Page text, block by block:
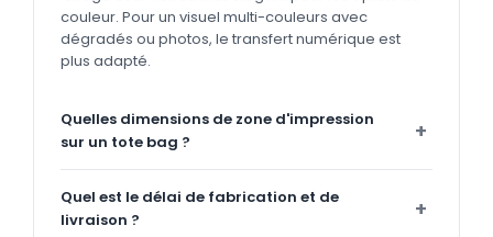
couleur. Pour un visuel multi-couleurs avec
dégradés ou photos, le transfert numérique est
plus adapté.
Quelles dimensions de zone d'impression
sur un tote bag ?
Quel est le délai de fabrication et de
livraison ?